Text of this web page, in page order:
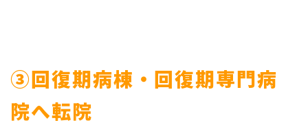
③回復期病棟・回復期専門病
院へ転院